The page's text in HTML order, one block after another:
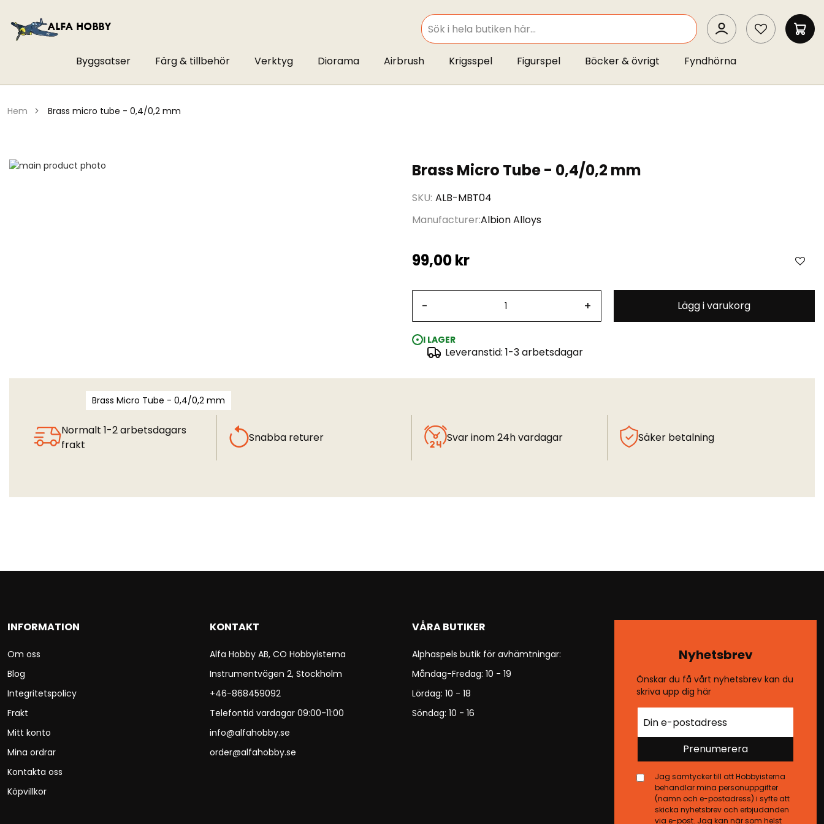
SEARCH
SEARCH
MIN
Byggsatser Färg & tillbehör Verktyg Diorama Airbrush Krigsspel Figurspel Böcker & övrigt Fyndhörna
hem brass micro tube - 0,4/0,2 mm
Brass Micro Tube - 0,4/0,2 mm
SKU ALB-MBT04
ManufacturerAlbion Alloys
99,00 kr
- + Lägg i varukorg
I LAGER
Leveranstid: 1-3 arbetsdagar
Hoppa
Brass Micro Tube - 0,4/0,2 mm
Normalt 1-2 arbetsdagars
frakt
Snabba returer Svar inom 24h vardagar Säker betalning
INFORMATION
Om oss
Blog
Integritetspolicy
Frakt
Mitt konto
Mina ordrar
Kontakta oss
Köpvillkor
KONTAKT
Alfa Hobby AB, CO Hobbyisterna
Instrumentvägen 2, Stockholm
+46-868459092
Telefontid vardagar 09:00-11:00
info@alfahobby.se
order@alfahobby.se
VÅRA BUTIKER
Alphaspels butik för avhämtningar:
Måndag-Fredag: 10 - 19
Lördag: 10 - 18
Söndag: 10 - 16
Nyhetsbrev
Önskar du få vårt nyhetsbrev kan du
skriva upp dig här
Prenumerera
Jag samtycker till att Hobbyisterna
behandlar mina personuppgifter
(namn och e-postadress) i syfte att
skicka nyhetsbrev och erbjudanden
via e-post. Jag kan när som helst